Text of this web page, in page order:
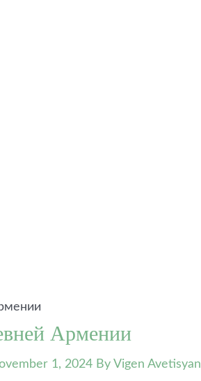
Армении
1, 2024 By Vigen Avetisyan